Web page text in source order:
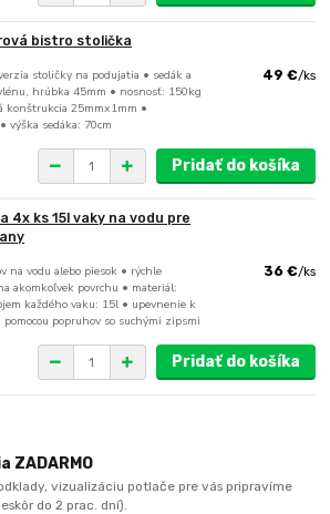
bistro stolička
stoličky na podujatia • sedák a
hrúbka 45mm • nosnosť: 150kg
konštrukcia 25mmx1mm •
výška sedáka: 70cm
49 €/ks
Pridať do košíka
4x ks 15l vaky na vodu pre
na vodu alebo piesok • rýchle
akomkoľvek povrchu • materiál:
každého vaku: 15l • upevnenie k
popruhov so suchými zipsmi
36 €/ks
Pridať do košíka
ZADARMO
vizualizáciu potlače pre vás pripravíme
do 2 prac. dní).